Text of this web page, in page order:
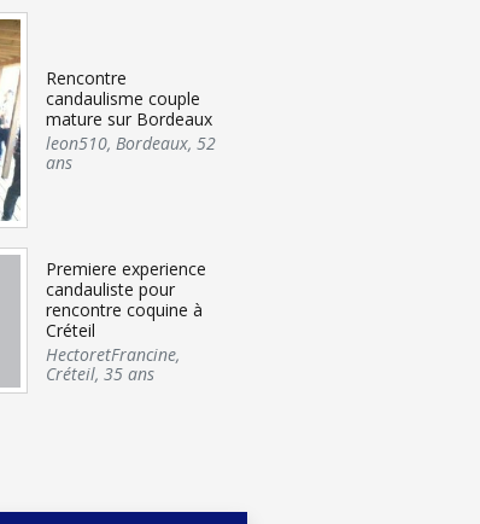
Rencontre
candaulisme couple
mature sur Bordeaux
leon510, Bordeaux, 52
ans
Premiere experience
candauliste pour
rencontre coquine à
Créteil
HectoretFrancine,
Créteil, 35 ans